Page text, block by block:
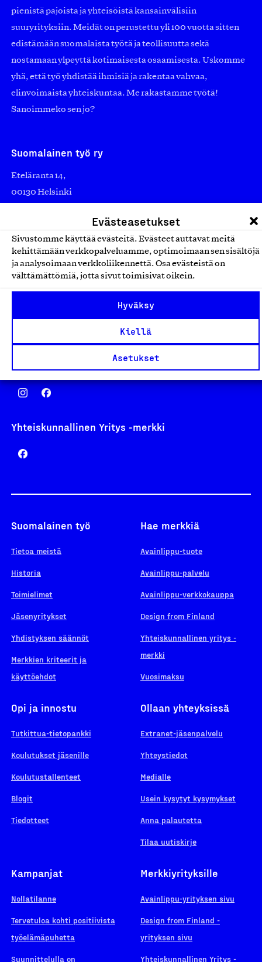
Evästeasetukset
Sivustomme käyttää evästeitä. Evästeet auttavat meitä
kehittämään verkkopalveluamme, optimoimaan sen sisältöjä
ja analysoimaan verkkoliikennettä. Osa evästeistä on
välttämättömiä, jotta sivut toimisivat oikein.
Hyväksy
Kiellä
Asetukset
pienistä pajoista ja yhteisöistä kansainvälisiin
suuryrityksiin. Meidät on perustettu yli 100 vuotta sitten
edistämään suomalaista työtä ja teollisuutta sekä
nostamaan ylpeyttä kotimaisesta osaamisesta. Uskomme
yhä, että työ yhdistää ihmisiä ja rakentaa vahvaa,
elinvoimaista yhteiskuntaa. Me rakastamme työtä!
Sanoimmeko sen jo?
Suomalainen työ ry
Eteläranta 14,
00130 Helsinki
asiakaspalvelu@suomalainentyo.fi
laskutus@suomalainentyo.fi
Yhteiskunnallinen Yritys -merkki
Suomalainen työ
Tietoa meistä
Historia
Toimielimet
Jäsenyritykset
Yhdistyksen säännöt
Merkkien kriteerit ja
käyttöehdot
Hae merkkiä
Avainlippu-tuote
Avainlippu-palvelu
Avainlippu-verkkokauppa
Design from Finland
Yhteiskunnallinen yritys -
merkki
Vuosimaksu
Opi ja innostu
Tutkittua-tietopankki
Koulutukset jäsenille
Koulutustallenteet
Blogit
Tiedotteet
Ollaan yhteyksissä
Extranet-jäsenpalvelu
Yhteystiedot
Medialle
Usein kysytyt kysymykset
Anna palautetta
Tilaa uutiskirje
Kampanjat
Nollatilanne
Tervetuloa kohti positiivista
työelämäpuhetta
Suunnittelulla on
Merkkiyrityksille
Avainlippu-yrityksen sivu
Design from Finland -
yrityksen sivu
Yhteiskunnallinen Yritys -